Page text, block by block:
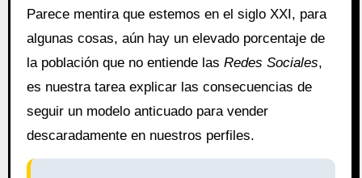
Parece mentira que estemos en el siglo XXI, para
algunas cosas, aún hay un elevado porcentaje de
la población que no entiende las Redes Sociales,
es nuestra tarea explicar las consecuencias de
seguir un modelo anticuado para vender
descaradamente en nuestros perfiles.